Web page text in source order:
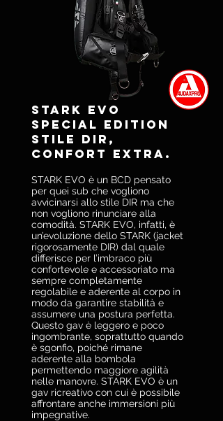
STARK EVO
SPECIAL EDITION
Stile DIR,
confort extra.
STARK EVO è un BCD pensato
per quei sub che vogliono
avvicinarsi allo stile DIR ma che
non vogliono rinunciare alla
comodità. STARK EVO, infatti, è
un’evoluzione dello STARK (jacket
rigorosamente DIR) dal quale
differisce per l’imbraco più
confortevole e accessoriato ma
sempre completamente
regolabile e aderente al corpo in
modo da garantire stabilità e
assumere una postura perfetta.
Questo gav è leggero e poco
ingombrante, soprattutto quando
è sgonfio, poiché rimane
aderente alla bombola
permettendo maggiore agilità
nelle manovre. STARK EVO è un
gav ricreativo con cui è possibile
affrontare anche immersioni più
impegnative.